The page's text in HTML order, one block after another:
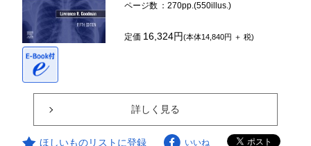
ページ数 ：270pp.(550illus.)
定価 16,324円(本体14,840円 ＋ 税)
詳しく見る
ほしいものリストに登録 いいね